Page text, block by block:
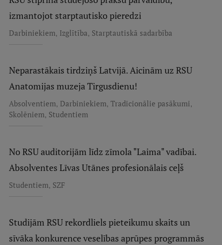
izmantojot starptautisko pieredzi
Darbiniekiem, Izglītība, Starptautiskā sadarbība
Neparastākais tirdziņš Latvijā. Aicinām uz RSU
Anatomijas muzeja Tirgusdienu!
Absolventiem, Darbiniekiem, Tradicionālie pasākumi,
Skolēniem, Studentiem
No RSU auditorijām līdz zīmola "Laima" vadībai.
Absolventes Līvas Utānes profesionālais ceļš
Studentiem, SZF
Studijām RSU rekordliels pieteikumu skaits un
sīvāka konkurence veselības aprūpes programmās